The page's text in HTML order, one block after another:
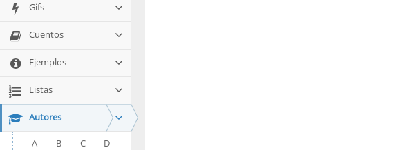
Gifs
Cuentos
Ejemplos
Listas
Autores
A B C
D